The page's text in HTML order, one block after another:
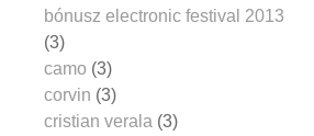
bónusz electronic festival 2013
(3)
camo (3)
corvin (3)
cristian verala (3)